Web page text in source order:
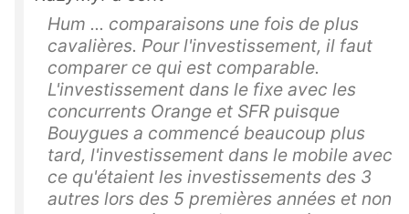
Hum ... comparaisons une fois de plus
cavalières. Pour l'investissement, il faut
comparer ce qui est comparable.
L'investissement dans le fixe avec les
concurrents Orange et SFR puisque
Bouygues a commencé beaucoup plus
tard, l'investissement dans le mobile avec
ce qu'étaient les investissements des 3
autres lors des 5 premières années et non